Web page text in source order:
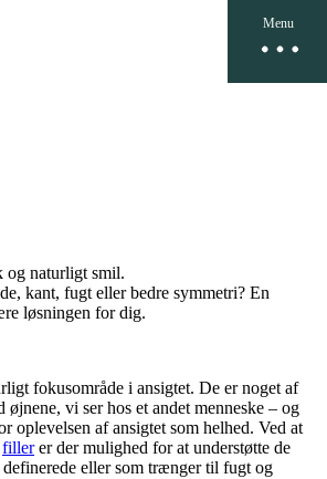
Menu
og naturligt smil.
kant, fugt eller bedre symmetri? En
løsningen for dig.
fokusområde i ansigtet. De er noget af
øjnene, vi ser hos et andet menneske – og
oplevelsen af ansigtet som helhed. Ved at
fillerer der mulighed for at understøtte de
definerede eller som trænger til fugt og